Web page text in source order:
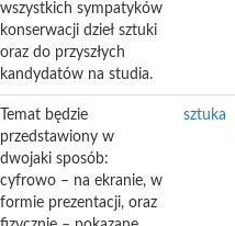
wszystkich sympatyków
konserwacji dzieł sztuki
oraz do przyszłych
kandydatów na studia.
Temat będzie
przedstawiony w
dwojaki sposób:
cyfrowo – na ekranie, w
formie prezentacji, oraz
sztuka